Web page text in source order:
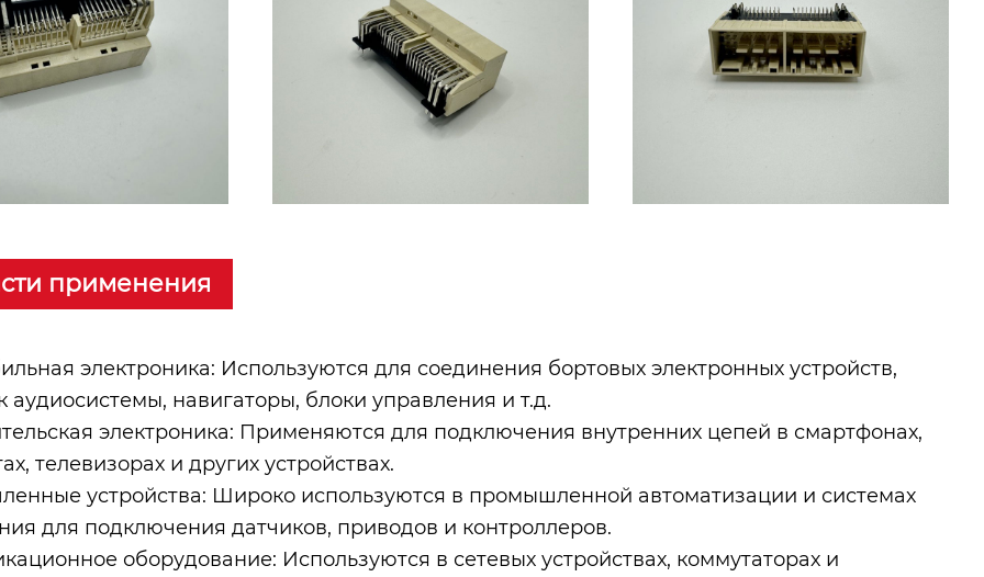
применения
электроника: Используются для соединения бортовых электронных устройств,
аудиосистемы, навигаторы, блоки управления и т.д.
электроника: Применяются для подключения внутренних цепей в смартфонах,
телевизорах и других устройствах.
устройства: Широко используются в промышленной автоматизации и системах
для подключения датчиков, приводов и контроллеров.
оборудование: Используются в сетевых устройствах, коммутаторах и